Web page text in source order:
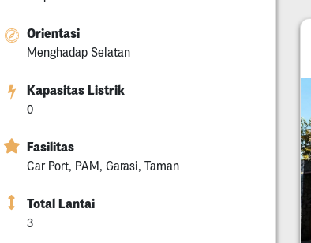
Orientasi
Menghadap Selatan
Kapasitas Listrik
0
Fasilitas
Car Port, PAM, Garasi, Taman
Total Lantai
3